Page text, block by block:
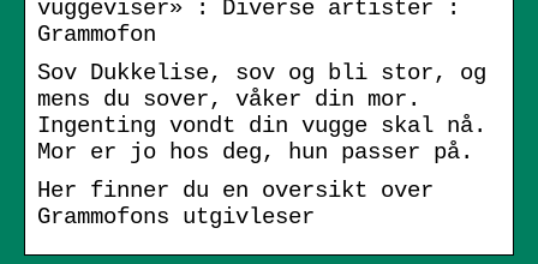
vuggeviser» : Diverse artister :
Grammofon
Sov Dukkelise, sov og bli stor, og
mens du sover, våker din mor.
Ingenting vondt din vugge skal nå.
Mor er jo hos deg, hun passer på.
Her finner du en oversikt over
Grammofons utgivleser